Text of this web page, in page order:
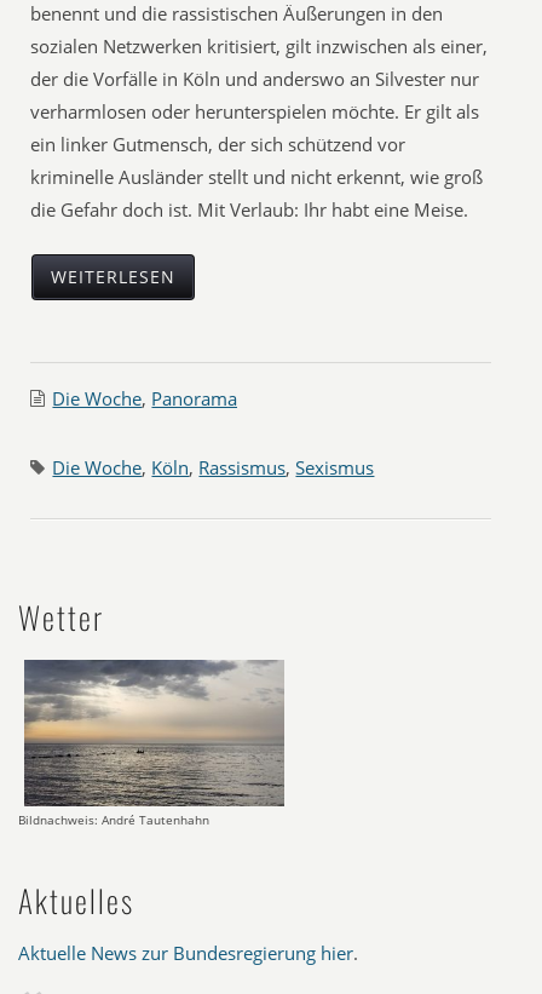
benennt und die rassistischen Äußerungen in den
sozialen Netzwerken kritisiert, gilt inzwischen als einer,
der die Vorfälle in Köln und anderswo an Silvester nur
verharmlosen oder herunterspielen möchte. Er gilt als
ein linker Gutmensch, der sich schützend vor
kriminelle Ausländer stellt und nicht erkennt, wie groß
die Gefahr doch ist. Mit Verlaub: Ihr habt eine Meise.
WEITERLESEN
Die Woche, Panorama
Die Woche, Köln, Rassismus,Sexismus
Wetter
Bildnachweis: André Tautenhahn
Aktuelles
Aktuelle News zur Bundesregierung hier.